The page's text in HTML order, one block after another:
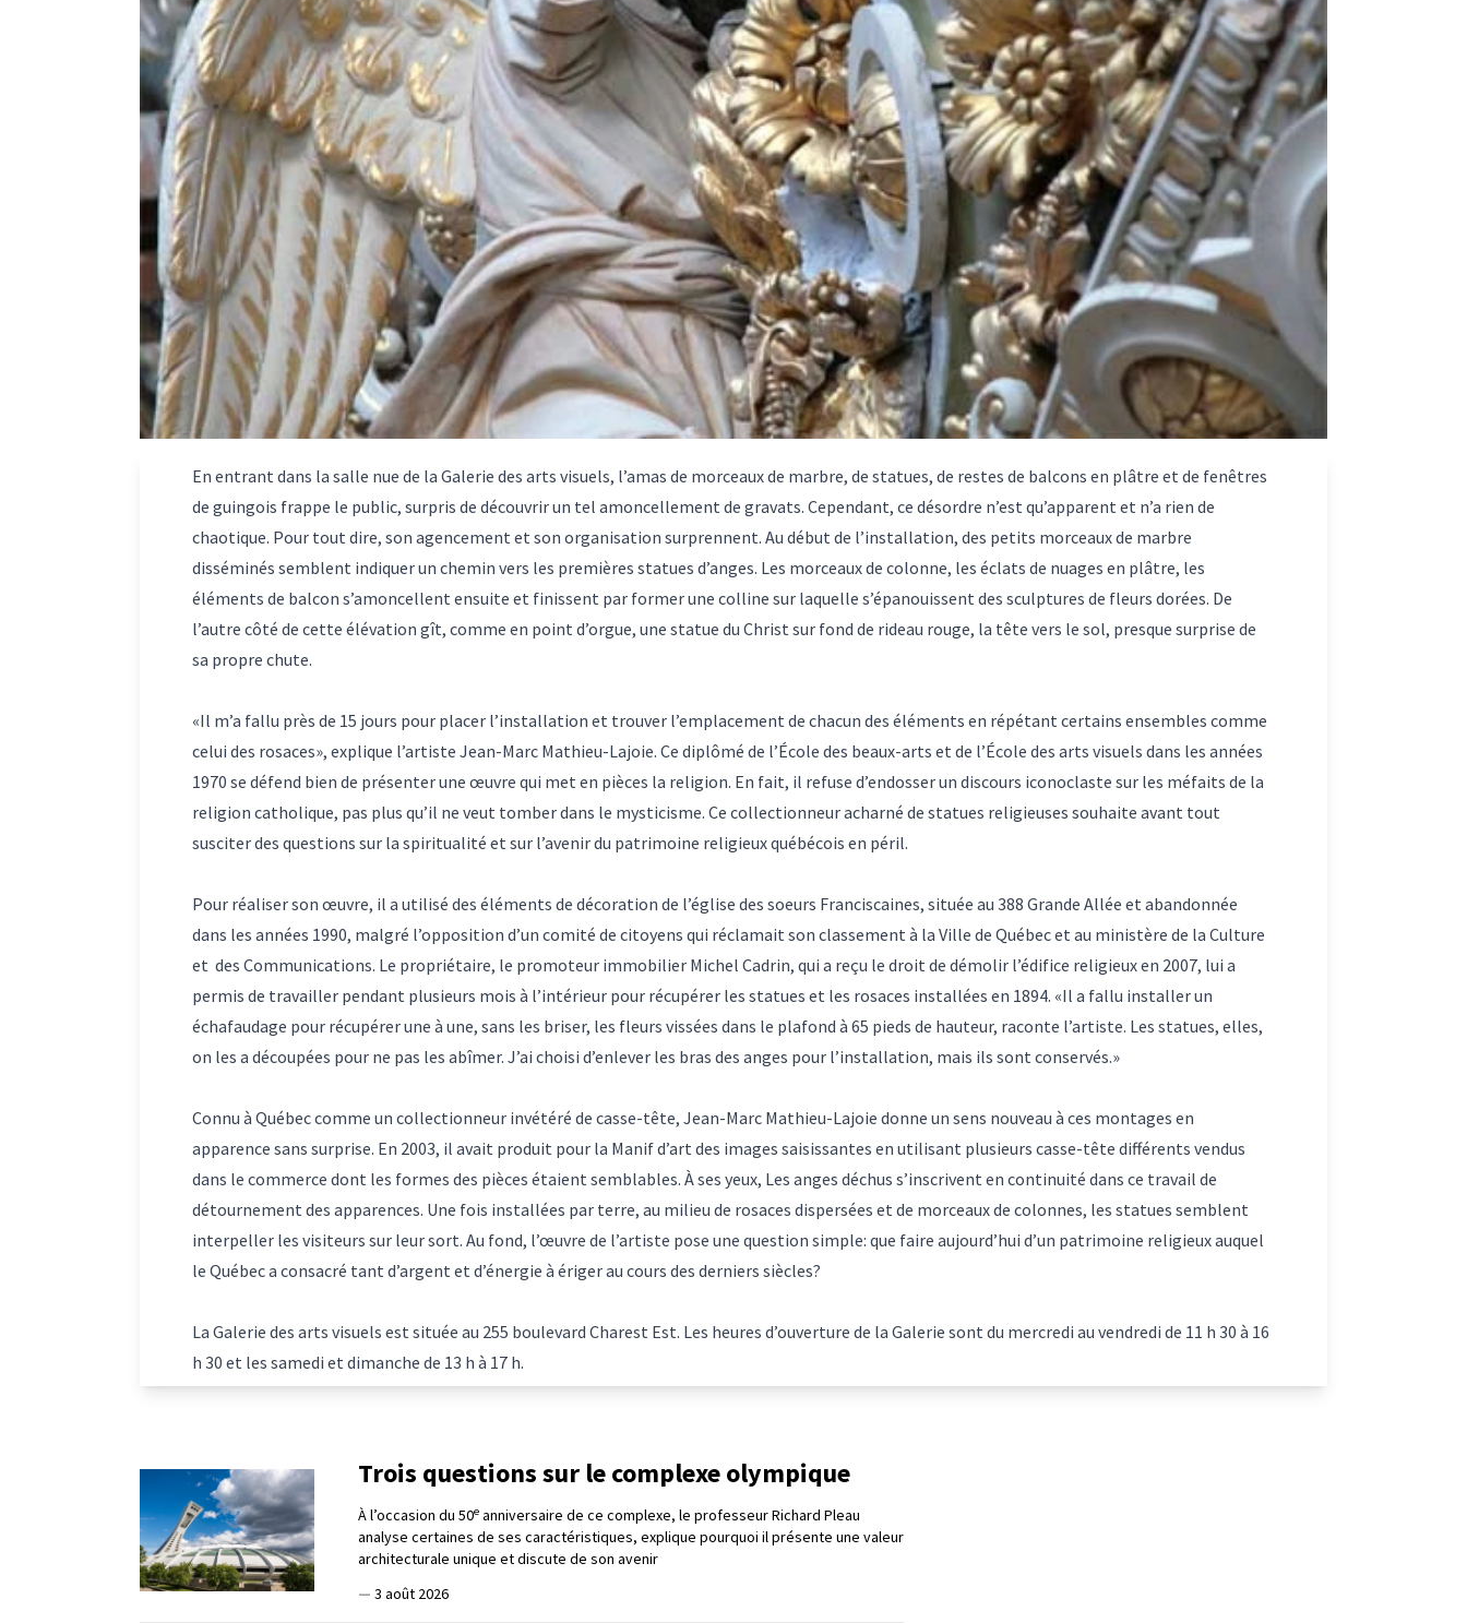
En entrant dans la salle nue de la Galerie des arts visuels, l’amas de morceaux de marbre, de statues, de restes de balcons en plâtre et de fenêtres
de guingois frappe le public, surpris de découvrir un tel amoncellement de gravats. Cependant, ce désordre n’est qu’apparent et n’a rien de
chaotique. Pour tout dire, son agencement et son organisation surprennent. Au début de l’installation, des petits morceaux de marbre
disséminés semblent indiquer un chemin vers les premières statues d’anges. Les morceaux de colonne, les éclats de nuages en plâtre, les
éléments de balcon s’amoncellent ensuite et finissent par former une colline sur laquelle s’épanouissent des sculptures de fleurs dorées. De
l’autre côté de cette élévation gît, comme en point d’orgue, une statue du Christ sur fond de rideau rouge, la tête vers le sol, presque surprise de
sa propre chute.
«Il m’a fallu près de 15 jours pour placer l’installation et trouver l’emplacement de chacun des éléments en répétant certains ensembles comme
celui des rosaces», explique l’artiste Jean-Marc Mathieu-Lajoie. Ce diplômé de l’École des beaux-arts et de l’École des arts visuels dans les années
1970 se défend bien de présenter une œuvre qui met en pièces la religion. En fait, il refuse d’endosser un discours iconoclaste sur les méfaits de la
religion catholique, pas plus qu’il ne veut tomber dans le mysticisme. Ce collectionneur acharné de statues religieuses souhaite avant tout
susciter des questions sur la spiritualité et sur l’avenir du patrimoine religieux québécois en péril.
Pour réaliser son œuvre, il a utilisé des éléments de décoration de l’église des soeurs Franciscaines, située au 388 Grande Allée et abandonnée
dans les années 1990, malgré l’opposition d’un comité de citoyens qui réclamait son classement à la Ville de Québec et au ministère de la Culture
et des Communications. Le propriétaire, le promoteur immobilier Michel Cadrin, qui a reçu le droit de démolir l’édifice religieux en 2007, lui a
permis de travailler pendant plusieurs mois à l’intérieur pour récupérer les statues et les rosaces installées en 1894. «Il a fallu installer un
échafaudage pour récupérer une à une, sans les briser, les fleurs vissées dans le plafond à 65 pieds de hauteur, raconte l’artiste. Les statues, elles,
on les a découpées pour ne pas les abîmer. J’ai choisi d’enlever les bras des anges pour l’installation, mais ils sont conservés.»
Connu à Québec comme un collectionneur invétéré de casse-tête, Jean-Marc Mathieu-Lajoie donne un sens nouveau à ces montages en
apparence sans surprise. En 2003, il avait produit pour la Manif d’art des images saisissantes en utilisant plusieurs casse-tête différents vendus
dans le commerce dont les formes des pièces étaient semblables. À ses yeux, Les anges déchus s’inscrivent en continuité dans ce travail de
détournement des apparences. Une fois installées par terre, au milieu de rosaces dispersées et de morceaux de colonnes, les statues semblent
interpeller les visiteurs sur leur sort. Au fond, l’œuvre de l’artiste pose une question simple: que faire aujourd’hui d’un patrimoine religieux auquel
le Québec a consacré tant d’argent et d’énergie à ériger au cours des derniers siècles?
La Galerie des arts visuels est située au 255 boulevard Charest Est. Les heures d’ouverture de la Galerie sont du mercredi au vendredi de 11 h 30 à 16
h 30 et les samedi et dimanche de 13 h à 17 h.
Trois questions sur le complexe olympique
À l’occasion du 50e anniversaire de ce complexe, le professeur Richard Pleau
analyse certaines de ses caractéristiques, explique pourquoi il présente une valeur
architecturale unique et discute de son avenir
— 3 août 2026